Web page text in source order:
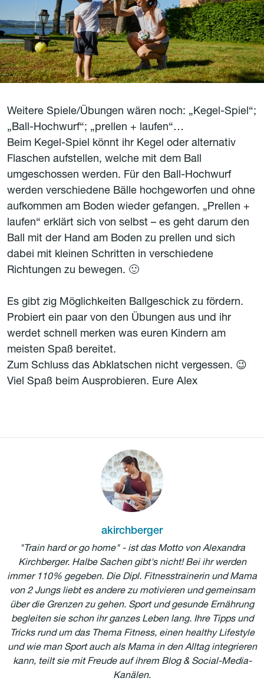
Weitere Spiele/Übungen wären noch: „Kegel-Spiel“;
„Ball-Hochwurf“; „prellen + laufen“…
Beim Kegel-Spiel könnt ihr Kegel oder alternativ
Flaschen aufstellen, welche mit dem Ball
umgeschossen werden. Für den Ball-Hochwurf
werden verschiedene Bälle hochgeworfen und ohne
aufkommen am Boden wieder gefangen. „Prellen +
laufen“ erklärt sich von selbst – es geht darum den
Ball mit der Hand am Boden zu prellen und sich
dabei mit kleinen Schritten in verschiedene
Richtungen zu bewegen. 🙂
Es gibt zig Möglichkeiten Ballgeschick zu fördern.
Probiert ein paar von den Übungen aus und ihr
werdet schnell merken was euren Kindern am
meisten Spaß bereitet.
Zum Schluss das Abklatschen nicht vergessen. 😉
Viel Spaß beim Ausprobieren. Eure Alex
akirchberger
"Train hard or go home" - ist das Motto von Alexandra
Kirchberger. Halbe Sachen gibt's nicht! Bei ihr werden
immer 110% gegeben. Die Dipl. Fitnesstrainerin und Mama
von 2 Jungs liebt es andere zu motivieren und gemeinsam
über die Grenzen zu gehen. Sport und gesunde Ernährung
begleiten sie schon ihr ganzes Leben lang. Ihre Tipps und
Tricks rund um das Thema Fitness, einen healthy Lifestyle
und wie man Sport auch als Mama in den Alltag integrieren
kann, teilt sie mit Freude auf ihrem Blog & Social-Media-
Kanälen.